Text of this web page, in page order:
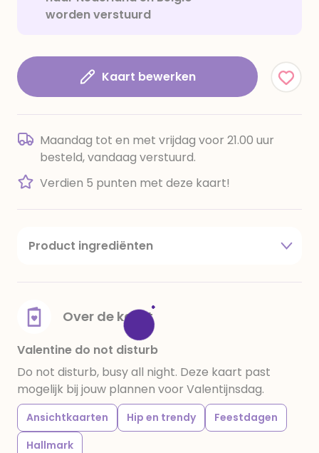
worden verstuurd
Kaart bewerken
Maandag tot en met vrijdag voor 21.00 uur
besteld, vandaag verstuurd.
Verdien 5 punten met deze kaart!
Product ingrediënten
amandelen,cacaomassa, emulgator (sojalecithine),
voedingszuur: citroenzuur E 330, verdikkingsmiddel
E415, water, bevochtigingsmiddel E422, emulgator:
E433, kleurstoffen: E102, E110, E122: kan de activiteit en
concentratie van kinderen negatief beïnvloeden,
E133, E151. Chocolade bevat ten minste 34%
cacaobestanddelen. Kan sporen van gluten
bevatten. Koel en droog bewaren.
Over de kaart
Valentine do not disturb
Do not disturb, busy all night. Deze kaart past
mogelijk bij jouw plannen voor Valentijnsdag.
Ansichtkaarten Hip en trendy
Feestdagen
Hallmark